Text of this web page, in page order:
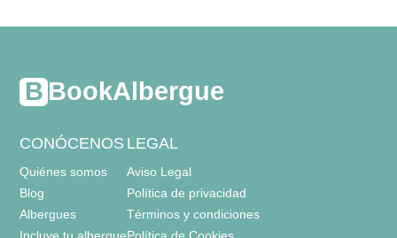
BookAlbergue
CONÓCENOS
Quiénes somos
Blog
Albergues
LEGAL
Aviso Legal
Política de privacidad
Términos y condiciones